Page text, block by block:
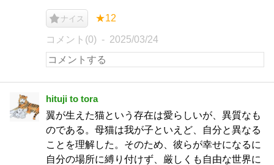
ナイス ★12
コメント(0) 2025/03/24
hituji to tora
翼が生えた猫という存在は愛らしいが、異質なも
のである。母猫は我が子といえど、自分と異なる
ことを理解した。そのため、彼らが幸せになるに
自分の場所に縛り付けず、厳しくも自由な世界に